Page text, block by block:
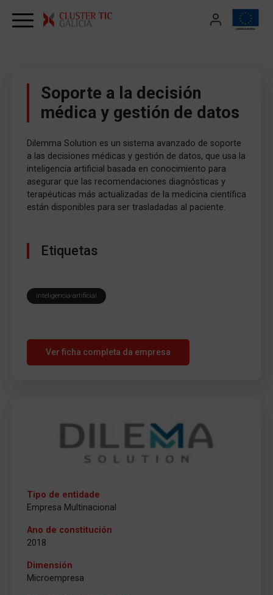
Soporte a la decisión
médica y gestión de datos
Dilemma Solution es un sistema avanzado de soporte
a las decisiones médicas y gestión de datos, que usa la
inteligencia artificial basada en conocimiento para
asegurar que las recomendaciones diagnósticas y
terapéuticas más actualizadas de la medicina científica
están disponibles para ser trasladadas al paciente.
Etiquetas
inteligencia-artificial
Ver ficha completa da empresa
Tipo de entidade
Empresa Multinacional
Ano de constitución
2018
Dimensión
Microempresa